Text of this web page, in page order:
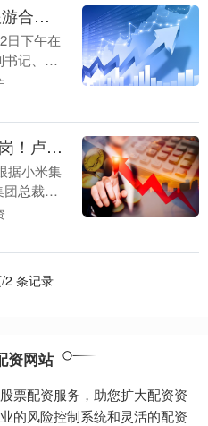
实盘配资平台 2024世界旅游合作与发展大会开幕
日下午在
记、市
席殷勇
实盘配资平台 小米高层换岗！卢伟冰任手机部总裁 曾学忠管国际业务
据小米集
总裁兼
雷军
2 条记录
资网站
票配资服务，助您扩大配资资
的风险控制系统和灵活的配资